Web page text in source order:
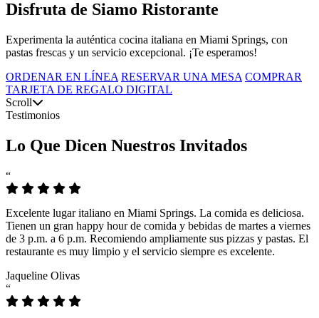
Disfruta de Siamo Ristorante
Experimenta la auténtica cocina italiana en Miami Springs, con
pastas frescas y un servicio excepcional. ¡Te esperamos!
ORDENAR EN LÍNEA RESERVAR UNA MESA COMPRAR
TARJETA DE REGALO DIGITAL
Scroll
Testimonios
Lo Que Dicen Nuestros Invitados
“
Excelente lugar italiano en Miami Springs. La comida es deliciosa.
Tienen un gran happy hour de comida y bebidas de martes a viernes
de 3 p.m. a 6 p.m. Recomiendo ampliamente sus pizzas y pastas. El
restaurante es muy limpio y el servicio siempre es excelente.
Jaqueline Olivas
“